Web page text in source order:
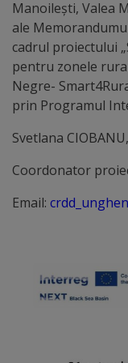
tarife
Înscrierea
copiilor
în
Plus
Manoilești, Valea
ale
cadrul proiectului
pentru zonele
Negre-
prin Programul
Svetlana CIOBANU,
Coordonator
Email: